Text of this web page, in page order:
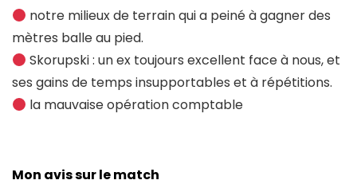
notre milieux de terrain qui a peiné à gagner des
mètres balle au pied.
Skorupski : un ex toujours excellent face à nous, et
ses gains de temps insupportables et à répétitions.
la mauvaise opération comptable
Mon avis sur le match